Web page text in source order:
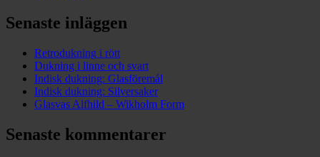
Senaste inläggen
Retrodukning i rött
Dukning i linne och svart
Indisk dukning: Glasföremål
Indisk dukning: Silversaker
Glasvas Alfhild – Wikholm Form
Senaste kommentarer